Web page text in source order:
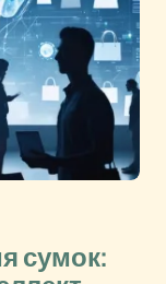
сумок: